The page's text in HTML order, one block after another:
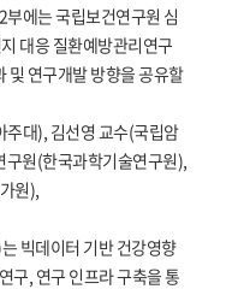
에는 국립보건연구원 심
대응 질환예방관리연구
및 연구개발 방향을 공유할
대), 김선영 교수(국립암
원(한국과학기술연구원),
원),
빅데이터 기반 건강영향
구, 연구 인프라 구축을 통